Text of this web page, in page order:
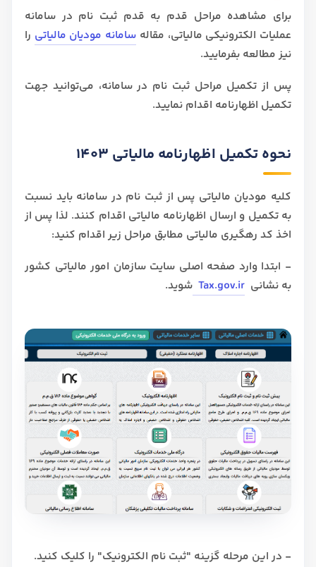
برای مشاهده مراحل قدم به قدم ثبت نام در سامانه
عملیات الکترونیکی مالیاتی، مقاله سامانه مودیان مالیاتی را
نیز مطالعه بفرمایید.
پس از تکمیل مراحل ثبت نام در سامانه، می‌توانید جهت
تکمیل اظهارنامه اقدام نمایید.
نحوه تکمیل اظهارنامه مالیاتی 1403
کلیه مودیان مالیاتی پس از ثبت نام در سامانه باید نسبت
به تکمیل و ارسال اظهارنامه مالیاتی اقدام کنند. لذا پس از
اخذ کد رهگیری مالیاتی مطابق مراحل زیر اقدام کنید:
- ابتدا وارد صفحه اصلی سایت سازمان امور مالیاتی کشور
به نشانی Tax.gov.ir شوید.
- در این مرحله گزینه "ثبت نام الکترونیک" را کلیک کنید.